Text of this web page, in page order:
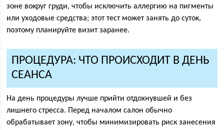
зоне вокруг груди, чтобы исключить аллергию на пигменты
или уходовые средства; этот тест может занять до суток,
поэтому планируйте визит заранее.
ПРОЦЕДУРА: ЧТО ПРОИСХОДИТ В ДЕНЬ
СЕАНСА
На день процедуры лучше прийти отдохнувшей и без
лишнего стресса. Перед началом салон обычно
обрабатывает зону, чтобы минимизировать риск занесения